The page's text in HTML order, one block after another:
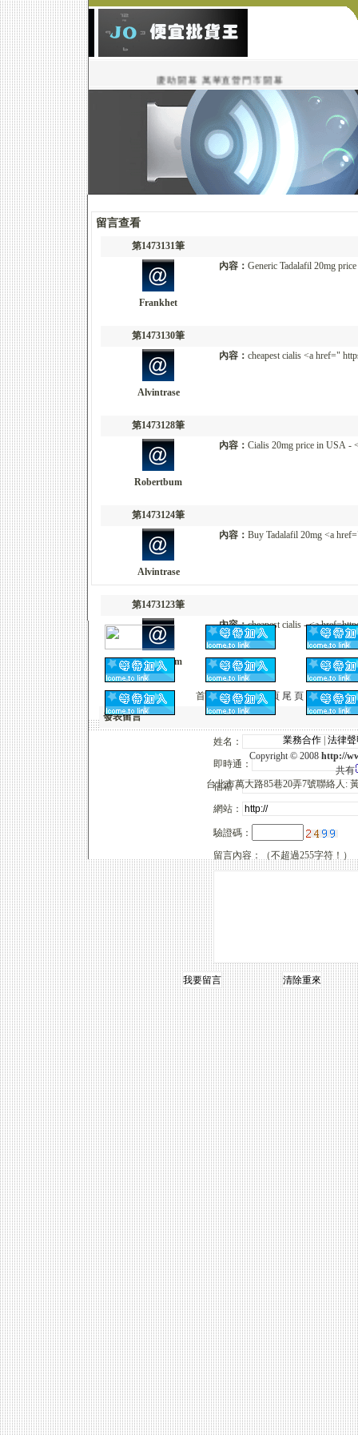
慶助開幕 萬華直營門市開幕
留言查看
第1473131筆
內容： Generic Tadalafil 20mg
Frankhet
第1473130筆
內容： cheapest cialis <a href="
Alvintrase
第1473128筆
內容： Cialis 20mg price in USA -
Robertbum
第1473124筆
內容： Buy Tadalafil 20mg <a
Alvintrase
第1473123筆
內容：cheapest cialis - <a
Robertbum
首 頁 上一頁下一頁 尾 頁 頁次：1/
發表留言
姓名：
即時通：
信箱：
網站：
驗證碼：
留言內容：（不超過255字符！）
業務合作 法律
Copyright © 2008http://
共有
台北市萬大路85巷20弄7號聯絡人: